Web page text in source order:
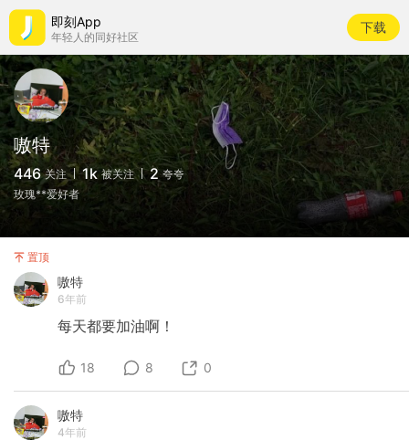
即刻App
年轻人的同好社区
下载
嗷特
446 关注 1k 被关注 2 夸夸
玫瑰**爱好者
置顶
嗷特
6年前
每天都要加油啊！
18 8 0
嗷特
4年前